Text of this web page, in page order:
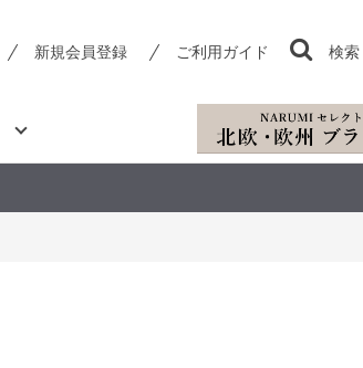
新規会員登録 ご利用ガイド 検索